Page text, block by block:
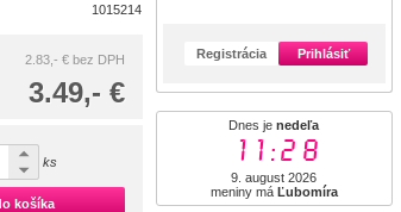
Registrácia Prihlásiť
Dnes jenedeľa
11:28
9. august 2026
meniny má Ľubomíra
1015214
2.83,- € bez DPH
3.49,- €
ks
košíka